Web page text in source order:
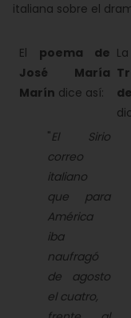
italiana sobre el
El poema de
José María
Marín dice así:
"El Sirio
correo
italiano
que para
América
iba
naufragó
de agosto
el cuatro,